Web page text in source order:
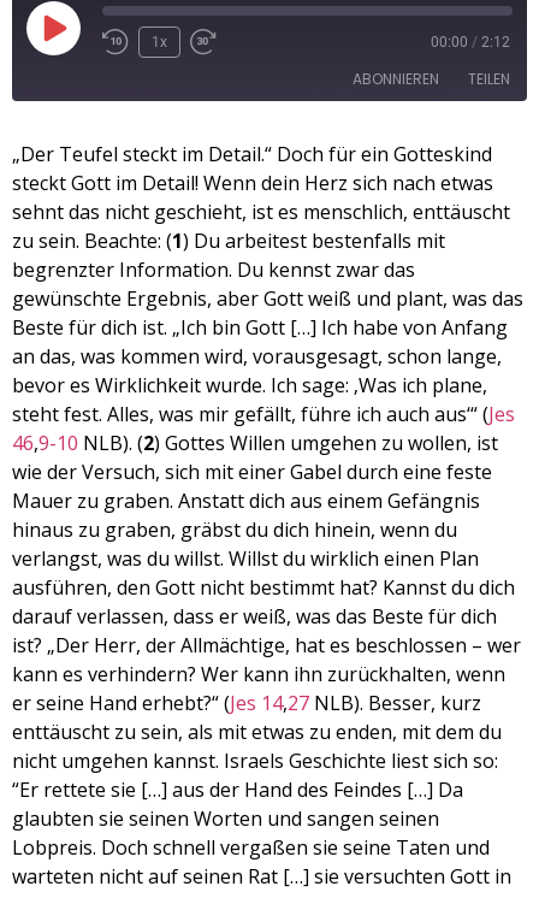
1x 00:00 / 2:12
ABONNIEREN TEILEN
Apple Podcasts Spotify
RSS FEED
TEILEN
LINK
EMBED
„Der Teufel steckt im Detail.“ Doch für ein Gotteskind
steckt Gott im Detail! Wenn dein Herz sich nach etwas
sehnt das nicht geschieht, ist es menschlich, enttäuscht
zu sein. Beachte: (1) Du arbeitest bestenfalls mit
begrenzter Information. Du kennst zwar das
gewünschte Ergebnis, aber Gott weiß und plant, was das
Beste für dich ist. „Ich bin Gott […] Ich habe von Anfang
an das, was kommen wird, vorausgesagt, schon lange,
bevor es Wirklichkeit wurde. Ich sage: ‚Was ich plane,
steht fest. Alles, was mir gefällt, führe ich auch aus‘“ (Jes
46,9-10 NLB). (2) Gottes Willen umgehen zu wollen, ist
wie der Versuch, sich mit einer Gabel durch eine feste
Mauer zu graben. Anstatt dich aus einem Gefängnis
hinaus zu graben, gräbst du dich hinein, wenn du
verlangst, was du willst. Willst du wirklich einen Plan
ausführen, den Gott nicht bestimmt hat? Kannst du dich
darauf verlassen, dass er weiß, was das Beste für dich
ist? „Der Herr, der Allmächtige, hat es beschlossen – wer
kann es verhindern? Wer kann ihn zurückhalten, wenn
er seine Hand erhebt?“ (Jes 14,27 NLB). Besser, kurz
enttäuscht zu sein, als mit etwas zu enden, mit dem du
nicht umgehen kannst. Israels Geschichte liest sich so:
“Er rettete sie […] aus der Hand des Feindes […] Da
glaubten sie seinen Worten und sangen seinen
Lobpreis. Doch schnell vergaßen sie seine Taten und
warteten nicht auf seinen Rat […] sie versuchten Gott in